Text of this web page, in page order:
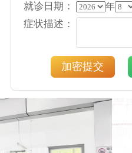
就诊日期：
年
症状描述：
加密提交